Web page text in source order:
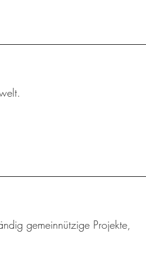
gemeinnützige Projekte,